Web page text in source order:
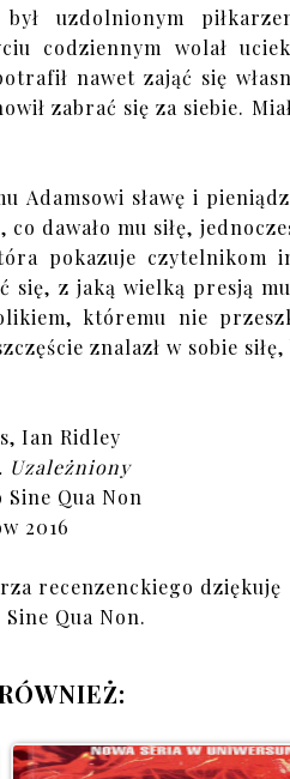
uzdolnionym
codziennym wolał
nawet zająć się
zabrać się za siebie.
Adamsowi sławę i
dawało mu siłę,
pokazuje czytelnikom
się, z jaką wielką presją
któremu nie
znalazł w sobie
Ian Ridley
Uzależniony
Qua Non
2016
recenzenckiego dziękuję
Qua Non.